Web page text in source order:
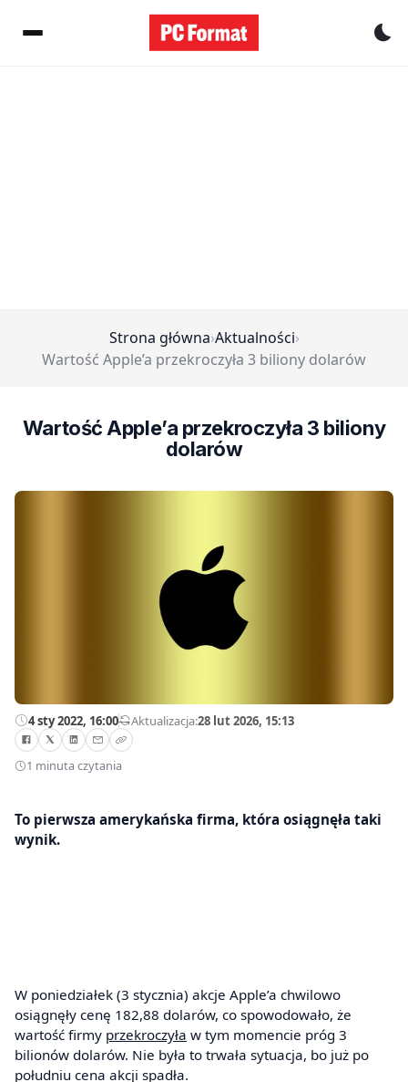
Strona główna›Aktualności›
Wartość Apple’a przekroczyła 3 biliony dolarów
Wartość Apple’a przekroczyła 3 biliony
dolarów
4 sty 2022, 16:00—Aktualizacja:28 lut 2026, 15:13
1 minuta czytania
To pierwsza amerykańska firma, która osiągnęła taki
wynik.
W poniedziałek (3 stycznia) akcje Apple’a chwilowo
osiągnęły cenę 182,88 dolarów, co spowodowało, że
wartość firmy przekroczyła w tym momencie próg 3
bilionów dolarów. Nie była to trwała sytuacja, bo już po
południu cena akcji spadła.